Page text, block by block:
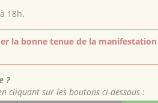
18h.
la bonne tenue de la
?
cliquant sur les boutons ci-dessous :